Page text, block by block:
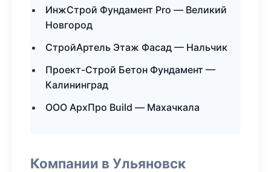
ИнжСтрой Фундамент Pro — Великий
Новгород
СтройАртель Этаж Фасад — Нальчик
Проект-Строй Бетон Фундамент —
Калининград
ООО АрхПро Build — Махачкала
Компании в Ульяновск